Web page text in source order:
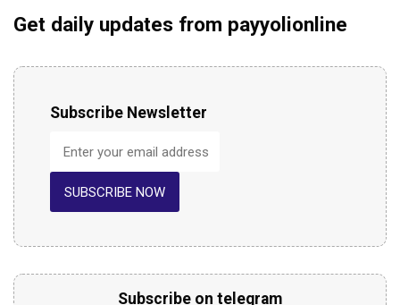
Get daily updates from payyolionline
Subscribe Newsletter
SUBSCRIBE NOW
Subscribe on telegram